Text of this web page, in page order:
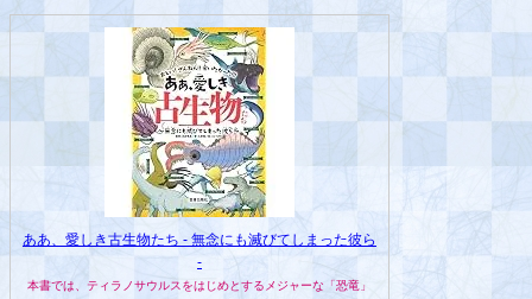
ああ、愛しき古生物たち - 無念にも滅びてしまった彼ら
-
本書では、ティラノサウルスをはじめとするメジャーな「恐竜」